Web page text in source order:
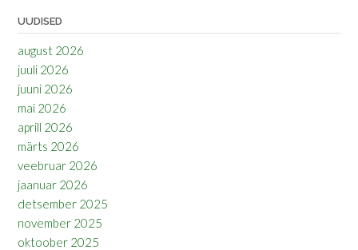
UUDISED
august 2026
juuli 2026
juuni 2026
mai 2026
aprill 2026
märts 2026
veebruar 2026
jaanuar 2026
detsember 2025
november 2025
oktoober 2025